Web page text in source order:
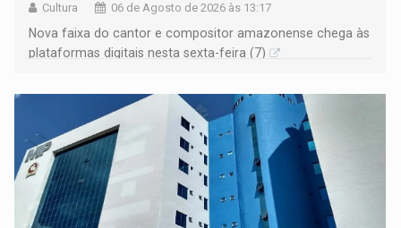
Cultura 06 de Agosto de 2026 às 13:17
Nova faixa do cantor e compositor amazonense chega às
plataformas digitais nesta sexta-feira (7)